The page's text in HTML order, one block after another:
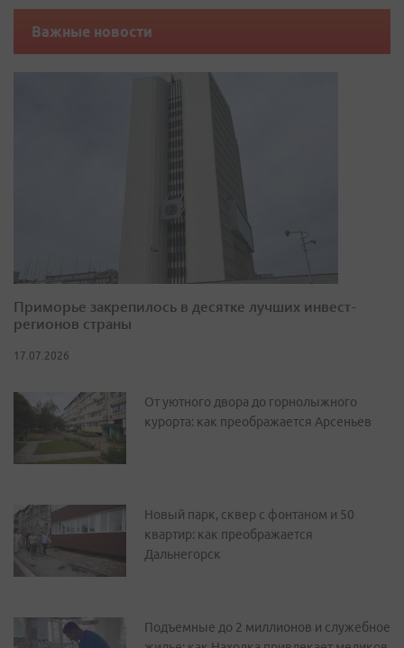
Важные новости
Приморье закрепилось в десятке лучших инвест-
регионов страны
17.07.2026
От уютного двора до горнолыжного
курорта: как преображается Арсеньев
Новый парк, сквер с фонтаном и 50
квартир: как преображается
Дальнегорск
Подъемные до 2 миллионов и служебное